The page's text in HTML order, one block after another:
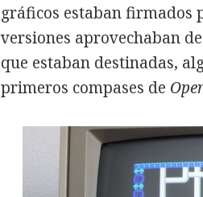
gráficos estaban firmados
versiones aprovechaban
que estaban destinadas,
primeros compases de